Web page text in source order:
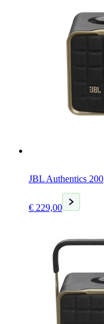
JBL Authentics 200
€ 229,00
Huidige
prijs